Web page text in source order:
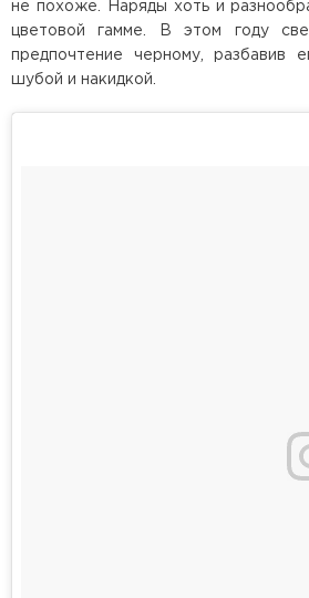
не похоже. Наряды хоть и
цветовой гамме. В этом году
предпочтение черному, разбавив
шубой и накидкой.